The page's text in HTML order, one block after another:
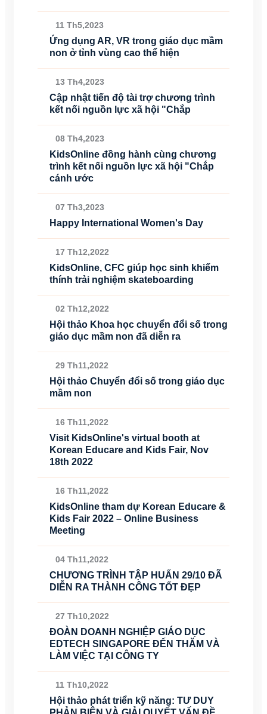
11 Th5,2023
Ứng dụng AR, VR trong giáo dục mầm
non ở tỉnh vùng cao thể hiện
13 Th4,2023
Cập nhật tiến độ tài trợ chương trình
kết nối nguồn lực xã hội "Chắp
08 Th4,2023
KidsOnline đồng hành cùng chương
trình kết nối nguồn lực xã hội "Chắp
cánh ước
07 Th3,2023
Happy International Women's Day
17 Th12,2022
KidsOnline, CFC giúp học sinh khiếm
thính trải nghiệm skateboarding
02 Th12,2022
Hội thảo Khoa học chuyển đổi số trong
giáo dục mầm non đã diễn ra
29 Th11,2022
Hội thảo Chuyển đổi số trong giáo dục
mầm non
16 Th11,2022
Visit KidsOnline's virtual booth at
Korean Educare and Kids Fair, Nov
18th 2022
16 Th11,2022
KidsOnline tham dự Korean Educare &
Kids Fair 2022 – Online Business
Meeting
04 Th11,2022
CHƯƠNG TRÌNH TẬP HUẤN 29/10 ĐÃ
DIỄN RA THÀNH CÔNG TỐT ĐẸP
27 Th10,2022
ĐOÀN DOANH NGHIỆP GIÁO DỤC
EDTECH SINGAPORE ĐẾN THĂM VÀ
LÀM VIỆC TẠI CÔNG TY
11 Th10,2022
Hội thảo phát triển kỹ năng: TƯ DUY